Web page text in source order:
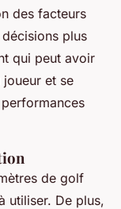
des facteurs
plus
qui peut avoir
et se
de golf
utiliser. De plus,